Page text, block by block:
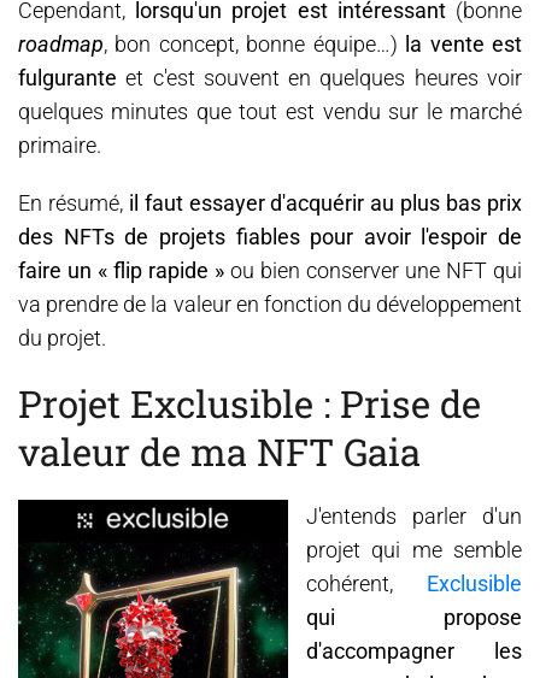
Cependant, lorsqu'un projet est intéressant(bonne
roadmap, bon concept, bonne équipe…) la vente est
fulgurante et c'est souvent en quelques heures voir
quelques minutes que tout est vendu sur le marché
primaire.
En résumé,il faut essayer d'acquérir au plus bas prix
des NFTs de projets fiables pour avoir l'espoir de
faire un « flip rapide » ou bien conserver une NFT qui
va prendre de la valeur en fonction du développement
du projet.
Projet Exclusible : Prise de
valeur de ma NFT Gaia
J'entends parler d'un
projet qui me semble
cohérent, Exclusible
qui propose
d'accompagner les